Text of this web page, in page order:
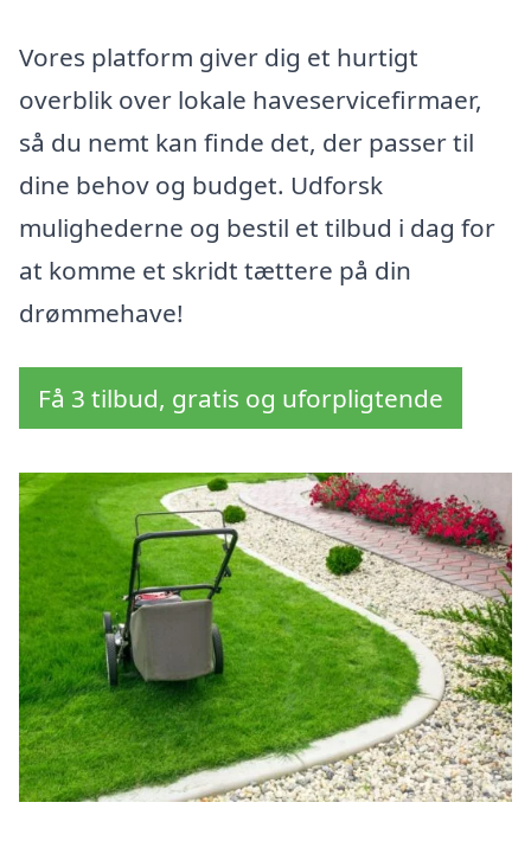
Vores platform giver dig et hurtigt
overblik over lokale haveservicefirmaer,
så du nemt kan finde det, der passer til
dine behov og budget. Udforsk
mulighederne og bestil et tilbud i dag for
at komme et skridt tættere på din
drømmehave!
Få 3 tilbud, gratis og uforpligtende